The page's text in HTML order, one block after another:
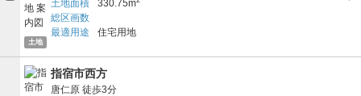
土地
土地面積 330.75m
総区画数
最適用途
住宅用地
指宿市西方
唐仁原 徒歩3分